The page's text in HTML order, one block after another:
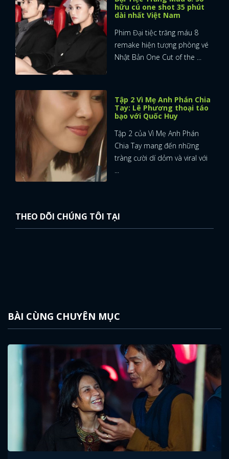
hữu cú one shot 35 phút
dài nhất Việt Nam
Phim Đại tiệc trăng máu 8
remake hiện tượng phòng vé
Nhật Bản One Cut of the ...
Tập 2 Vì Mẹ Anh Phán Chia
Tay: Lê Phương thoại táo
bạo với Quốc Huy
Tập 2 của Vì Mẹ Anh Phán
Chia Tay mang đến những
tràng cười dí dỏm và viral với
THEO DÕI CHÚNG TÔI TẠI
BÀI CÙNG CHUYÊN MỤC